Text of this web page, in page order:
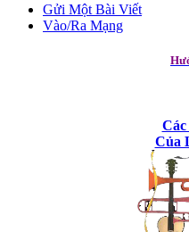
Gửi Một Bài Viết
Vào/Ra Mạng
Của